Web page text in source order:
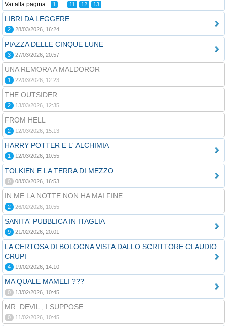
Vai alla pagina: 1 ... 11 12 13
LIBRI DA LEGGERE
2 28/03/2026, 16:24
PIAZZA DELLE CINQUE LUNE
3 27/03/2026, 20:57
UNA REMORA A MALDOROR
1 22/03/2026, 12:23
THE OUTSIDER
2 13/03/2026, 12:35
FROM HELL
2 12/03/2026, 15:13
HARRY POTTER E L' ALCHIMIA
1 12/03/2026, 10:55
TOLKIEN E LA TERRA DI MEZZO
0 08/03/2026, 16:53
IN ME LA NOTTE NON HA MAI FINE
2 26/02/2026, 10:55
SANITA' PUBBLICA IN ITAGLIA
9 21/02/2026, 20:01
LA CERTOSA DI BOLOGNA VISTA DALLO SCRITTORE CLAUDIO
CRUPI
4 19/02/2026, 14:10
MA QUALE MAMELI ???
0 13/02/2026, 10:45
MR. DEVIL , I SUPPOSE
0 11/02/2026, 10:45